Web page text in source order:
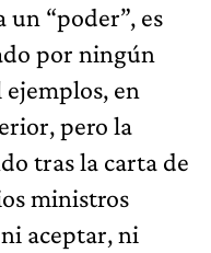
un “poder”, es
por ningún
en
pero la
tras la carta de
ministros
aceptar, ni